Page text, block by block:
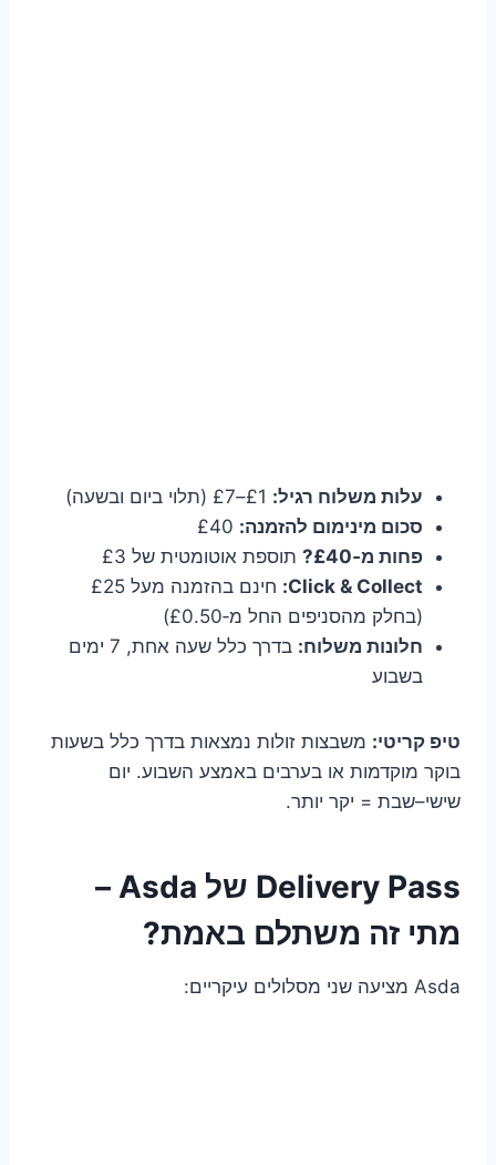
עלות משלוח רגיל:
סכום מינימום להזמנה:
פחות מ‑£40?
תוספת אוטומטית של £3
Click & Collect:
חינם בהזמנה מעל £25
(בחלק מהסניפים החל מ‑£0.50)
חלונות משלוח:
בדרך כלל שעה אחת, 7 ימים
בשבוע
טיפ קריטי: משבצות זולות נמצאות בדרך כלל בשעות
בוקר מוקדמות או בערבים באמצע השבוע. יום
שישי–שבת = יקר יותר.
Delivery Pass של Asda –
מתי זה משתלם באמת?
Asda מציעה שני מסלולים עיקריים: